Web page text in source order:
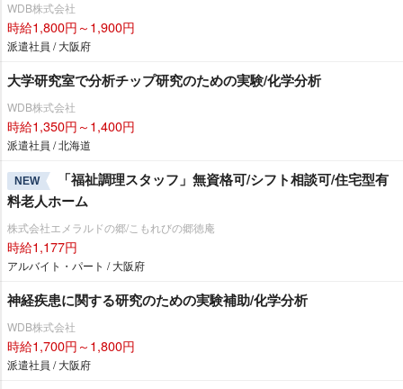
WDB株式会社
時給1,800円～1,900円
派遣社員 / 大阪府
大学研究室で分析チップ研究のための実験/化学分析
WDB株式会社
時給1,350円～1,400円
派遣社員 / 北海道
NEW
「福祉調理スタッフ」無資格可/シフト相談可/住宅型有
料老人ホーム
株式会社エメラルドの郷/こもれびの郷徳庵
時給1,177円
アルバイト・パート / 大阪府
神経疾患に関する研究のための実験補助/化学分析
WDB株式会社
時給1,700円～1,800円
派遣社員 / 大阪府